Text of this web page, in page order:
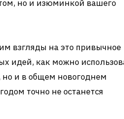
но и изюминкой вашего
взгляды на это привычное
идей, как можно
но и в общем новогоднем
точно не останется